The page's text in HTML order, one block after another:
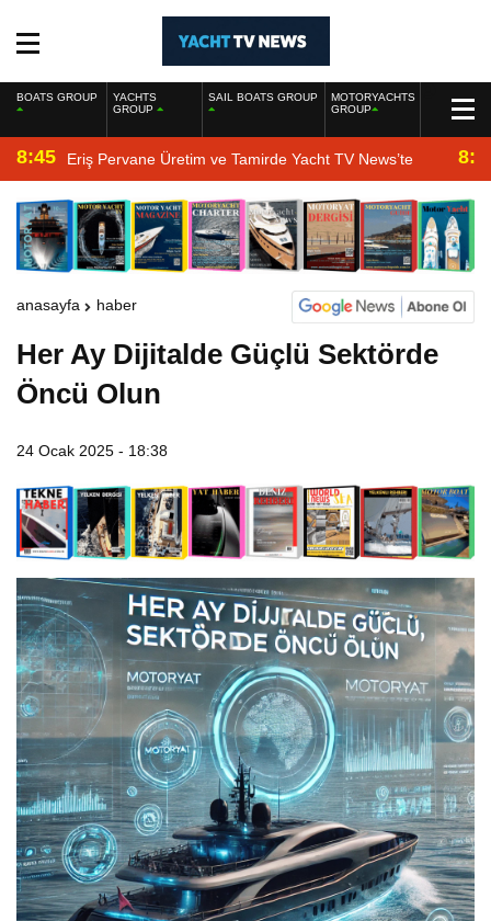
BOATS GROUP
YACHTS
GROUP
SAIL BOATS GROUP
MOTORYACHTS
GROUP
8:45 Eriş Pervane Üretim ve Tamirde Yacht TV News’te
anasayfa haber
Her Ay Dijitalde Güçlü Sektörde
Öncü Olun
24 Ocak 2025 - 18:38